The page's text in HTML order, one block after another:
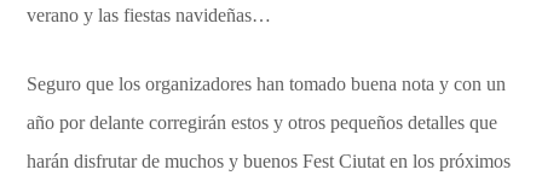
verano y las fiestas navideñas…
Seguro que los organizadores han tomado buena nota y con un
año por delante corregirán estos y otros pequeños detalles que
harán disfrutar de muchos y buenos Fest Ciutat en los próximos